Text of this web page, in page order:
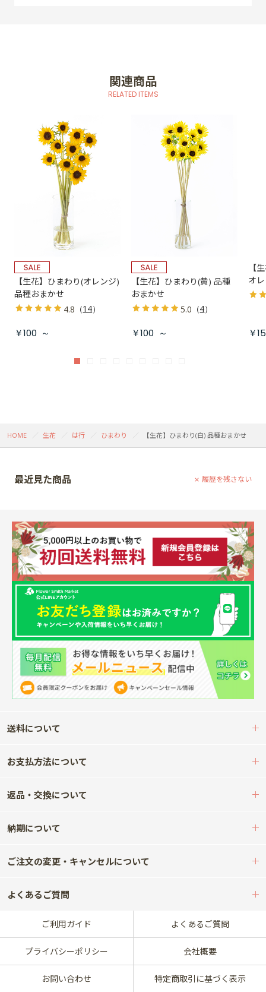
関連商品
RELATED ITEMS
【生花】ひまわり(オレンジ)
品種おまかせ
4.8 （14）
￥100 ～
【生花】ひまわり(黄) 品種
おまかせ
5.0 （4）
￥100 ～
【
オ
￥
HOME 生花 は行 ひまわり 【生花】ひまわり(白) 品種おまかせ
最近見た商品 履歴を残さない
送料について
お支払方法について
返品・交換について
納期について
ご注文の変更・キャンセルについて
よくあるご質問
ご利用ガイド よくあるご質問
プライバシーポリシー 会社概要
お問い合わせ 特定商取引に基づく表示